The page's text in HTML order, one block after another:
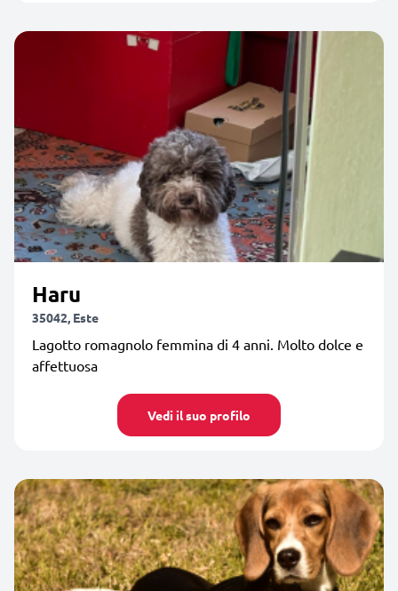
Haru
35042, Este
Lagotto romagnolo femmina di 4 anni. Molto dolce e
affettuosa
Vedi il suo profilo